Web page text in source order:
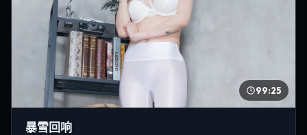
99:25
暴雪回响